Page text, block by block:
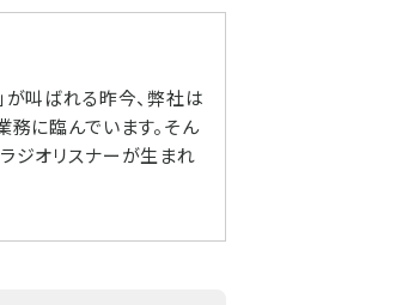
が叫ばれる昨今、弊社は
務に臨んでいます。そん
ジオリスナーが生まれ